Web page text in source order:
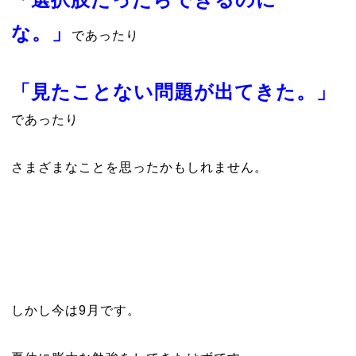
な。」
であったり
「見たことない問題が出てきた。」
であったり
さまざまなことを思ったかもしれません。
しかし今は9月です。